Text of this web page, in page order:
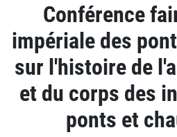
Conférence
impériale des
sur l'histoire de
et du corps des
ponts et